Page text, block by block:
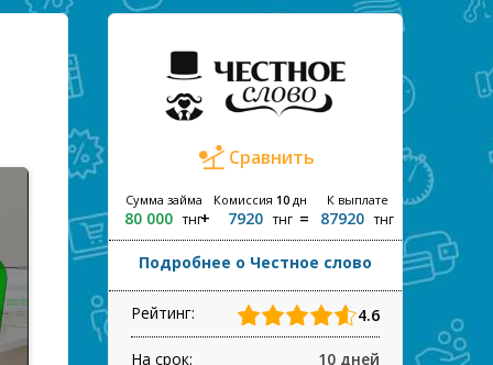
Сравнить
Сумма займа
80 000 тнг
Комиссия 10дн
7920 тнг
К выплате
87920 тнг
Подробнее о Честное слово
Рейтинг: 4.6
На срок: 10 дней